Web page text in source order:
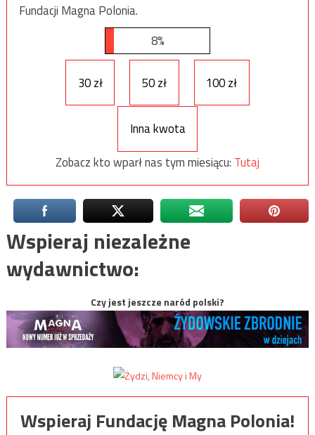
Fundacji Magna Polonia.
8%
30 zł 50 zł 100 zł
Inna kwota
Zobacz kto wparł nas tym miesiącu: Tutaj
Wspieraj niezależne
wydawnictwo:
Czy jest jeszcze naród polski?
Wspieraj Fundację Magna Polonia!